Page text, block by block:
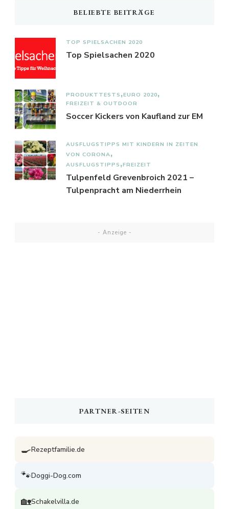
BELIEBTE BEITRÄGE
TOP SPIELSACHEN 2020
Top Spielsachen 2020
PRODUKTTESTS EURO 2020
FREIZEIT & OUTDOOR
Soccer Kickers von Kaufland zur EM
AUSFLUGSTIPPS MIT KINDERN IN ZEITEN
VON CORONA
AUSFLUGSTIPPS FREIZEIT
Tulpenfeld Grevenbroich 2021 –
Tulpenpracht am Niederrhein
- Anzeige -
PARTNER-SEITEN
🍳Rezeptfamilie.de
🐾Doggi-Dog.com
🏡Schakelvilla.de